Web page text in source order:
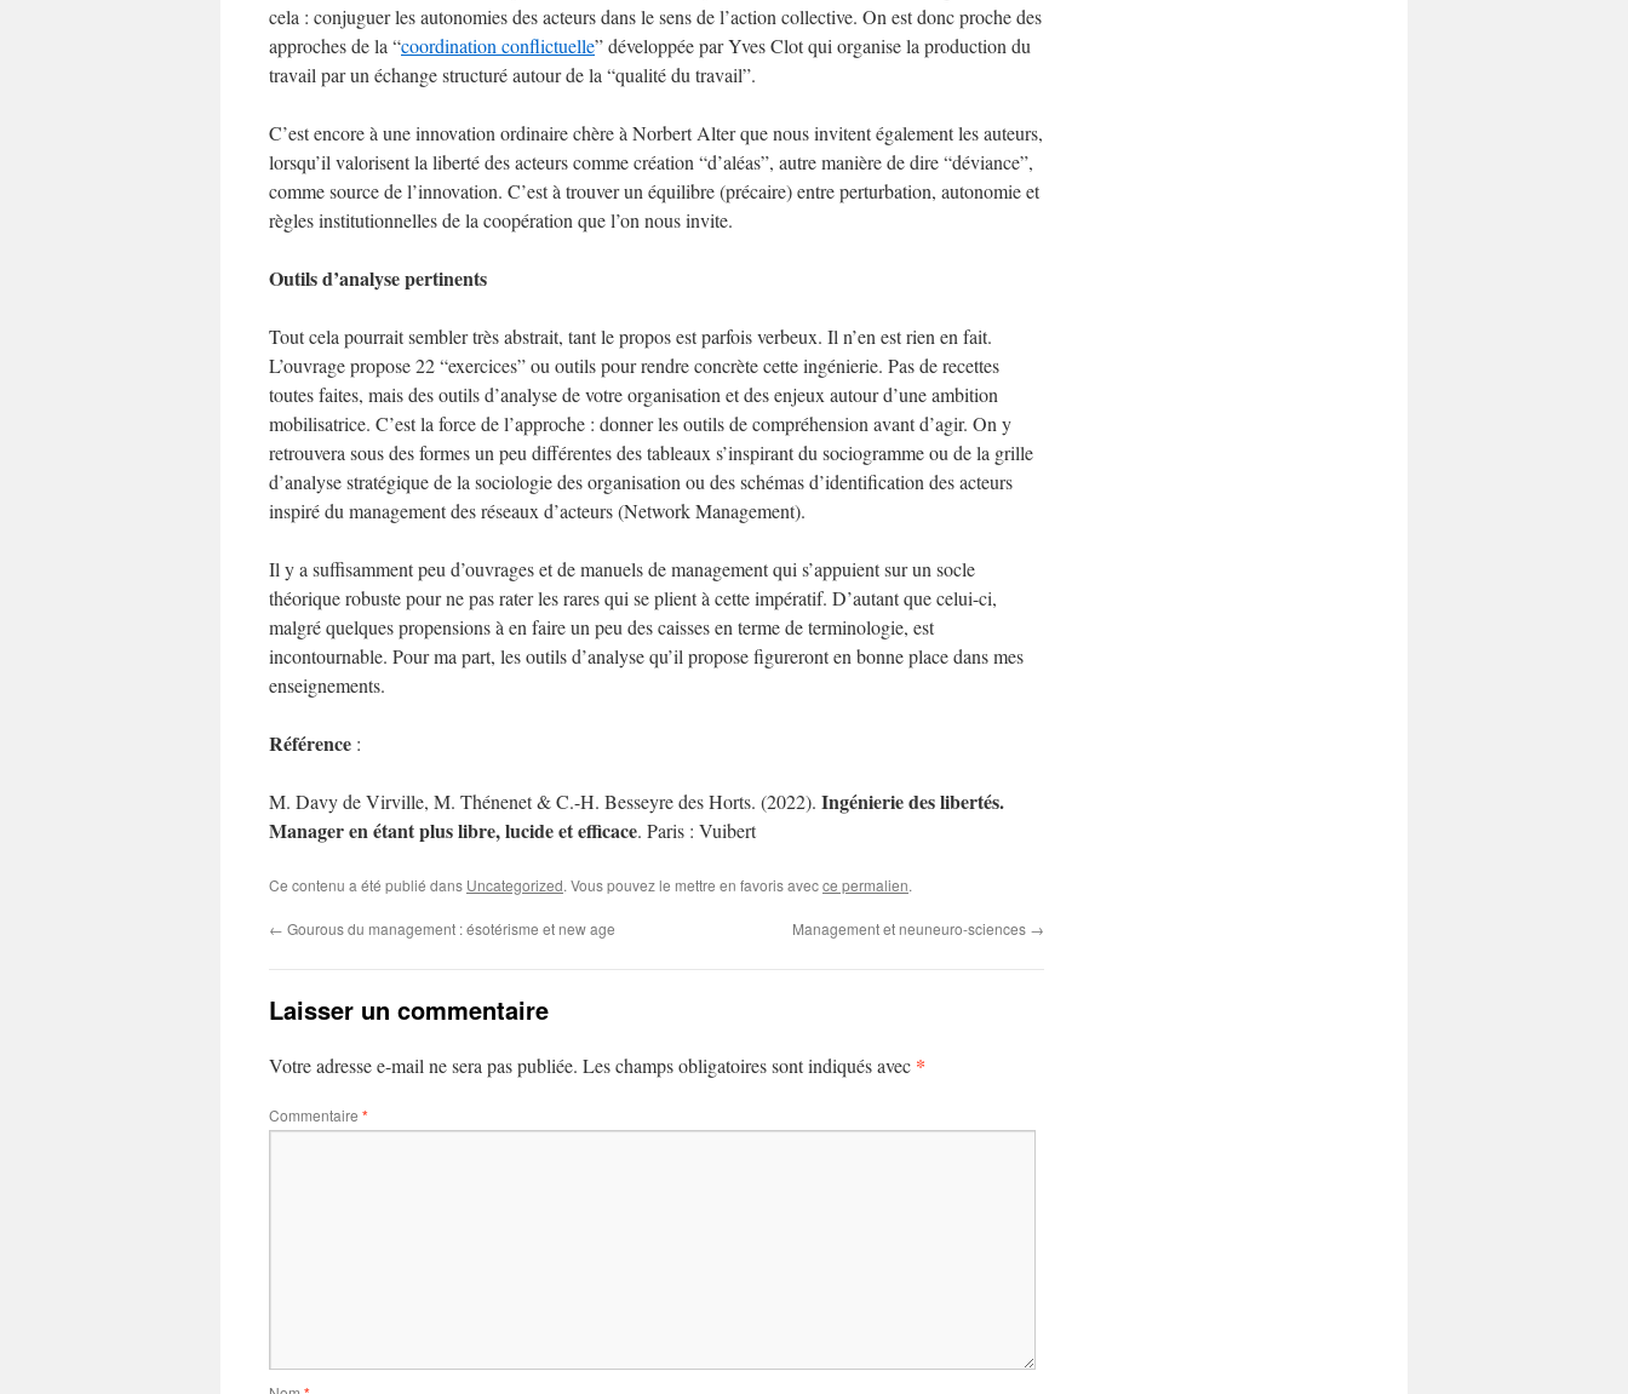
cela : conjuguer les autonomies des acteurs dans le sens de l’action collective. On est donc proche des
approches de la “coordination conflictuelle” développée par Yves Clot qui organise la production du
travail par un échange structuré autour de la “qualité du travail”.
C’est encore à une innovation ordinaire chère à Norbert Alter que nous invitent également les auteurs,
lorsqu’il valorisent la liberté des acteurs comme création “d’aléas”, autre manière de dire “déviance”,
comme source de l’innovation. C’est à trouver un équilibre (précaire) entre perturbation, autonomie et
règles institutionnelles de la coopération que l’on nous invite.
Outils d’analyse pertinents
Tout cela pourrait sembler très abstrait, tant le propos est parfois verbeux. Il n’en est rien en fait.
L’ouvrage propose 22 “exercices” ou outils pour rendre concrète cette ingénierie. Pas de recettes
toutes faites, mais des outils d’analyse de votre organisation et des enjeux autour d’une ambition
mobilisatrice. C’est la force de l’approche : donner les outils de compréhension avant d’agir. On y
retrouvera sous des formes un peu différentes des tableaux s’inspirant du sociogramme ou de la grille
d’analyse stratégique de la sociologie des organisation ou des schémas d’identification des acteurs
inspiré du management des réseaux d’acteurs (Network Management).
Il y a suffisamment peu d’ouvrages et de manuels de management qui s’appuient sur un socle
théorique robuste pour ne pas rater les rares qui se plient à cette impératif. D’autant que celui-ci,
malgré quelques propensions à en faire un peu des caisses en terme de terminologie, est
incontournable. Pour ma part, les outils d’analyse qu’il propose figureront en bonne place dans mes
enseignements.
Référence :
M. Davy de Virville, M. Thénenet & C.-H. Besseyre des Horts. (2022). Ingénierie des libertés.
Manager en étant plus libre, lucide et efficace. Paris : Vuibert
Ce contenu a été publié dans Uncategorized. Vous pouvez le mettre en favoris avecce permalien.
← Gourous du management : ésotérisme et new age Management et neuneuro-sciences →
Laisser un commentaire
Votre adresse e-mail ne sera pas publiée. Les champs obligatoires sont indiqués avec *
Commentaire *